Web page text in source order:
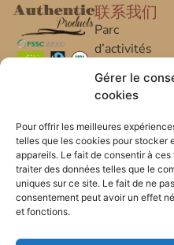
Gérer le
cookies
Pour offrir les meilleures
telles que les cookies pour stocker
appareils. Le fait de consentir à
traiter des données telles que le
uniques sur ce site. Le fait de ne
consentement peut avoir un effet
et fonctions.
联系我们
Parc
d’activités
20 rue
33185 Le
Haillan –
FRANCE